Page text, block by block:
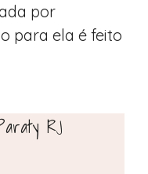
por
para ela é feito
RJ